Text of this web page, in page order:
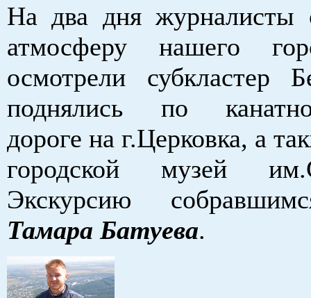
На два дня журналисты
атмосферу нашего
осмотрели субкластер
поднялись по канатно-
дороге на г.Церковка, а
городской музей
Экскурсию
Тамара Батуева.